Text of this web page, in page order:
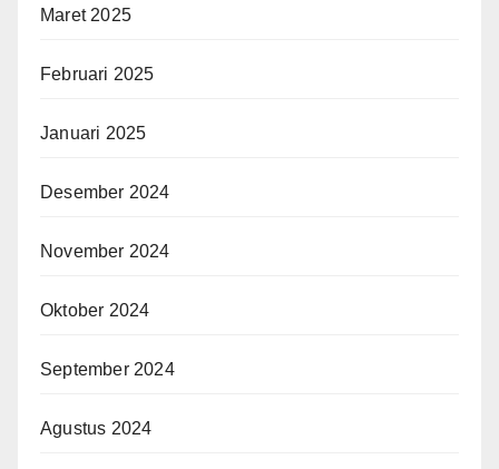
Maret 2025
Februari 2025
Januari 2025
Desember 2024
November 2024
Oktober 2024
September 2024
Agustus 2024